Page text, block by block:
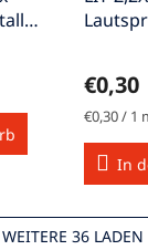
€0,30
€0,30 / 1
In
WEITERE 36 LADEN